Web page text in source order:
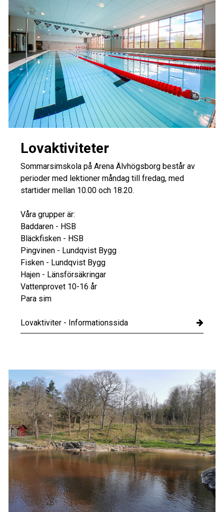
Lovaktiviteter
Sommarsimskola på Arena Älvhögsborg består av
perioder med lektioner måndag till fredag, med
startider mellan 10.00 och 18.20.
Våra grupper är:
Baddaren - HSB
Bläckfisken - HSB
Pingvinen - Lundqvist Bygg
Fisken - Lundqvist Bygg
Hajen - Länsförsäkringar
Vattenprovet 10-16 år
Para sim
Lovaktiviter - Informationssida